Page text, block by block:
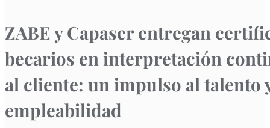
ZABE y Capaser entregan
becarios en interpretación
al cliente: un impulso al talento
empleabilidad